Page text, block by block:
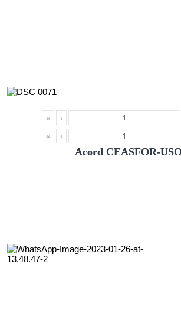
« ‹
«
‹
Acord CEASFOR-